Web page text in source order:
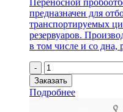
предназначен для
транспортируемых
резервуаров.
в том числе и со дна,
-
Количество
товара
Пробоотборник
для
Заказать
Подробнее